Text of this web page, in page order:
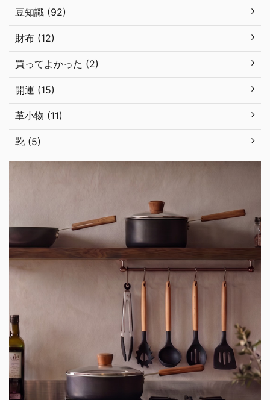
豆知識 (92)
財布 (12)
買ってよかった (2)
開運 (15)
革小物 (11)
靴 (5)